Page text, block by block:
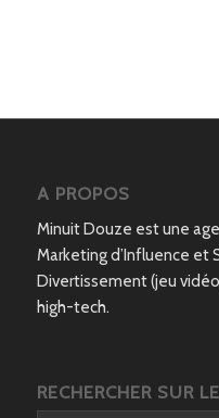
A PROPOS
Minuit Douze est une
Marketing d’Influence et
Divertissement (jeu
high-tech.
RECHERCHER SUR